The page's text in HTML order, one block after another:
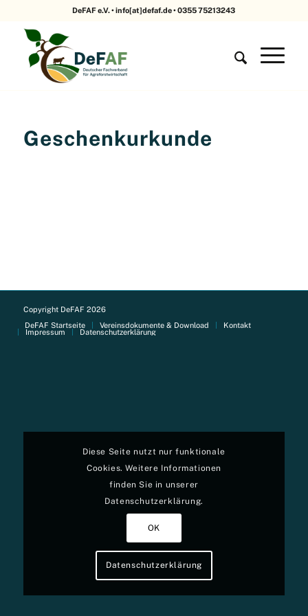
DeFAF e.V. • info[at]defaf.de • 0355 75213243
Geschenkurkunde
Copyright DeFAF 2026
DeFAF Startseite
Vereinsdokumente & Download
Kontakt
Impressum
Datenschutzerklärung
Diese Seite nutzt nur funktionale
Cookies. Weitere Informationen
finden Sie in unserer
Datenschutzerklärung.
OK
Datenschutzerklärung